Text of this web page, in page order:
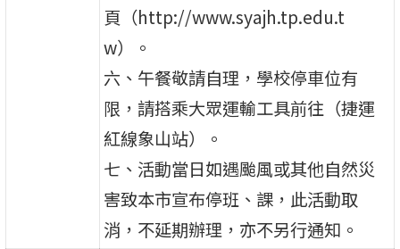
頁（http://www.syajh.tp.edu.t
w）。
六、午餐敬請自理，學校停車位有
限，請搭乘大眾運輸工具前往（捷運
紅線象山站）。
七、活動當日如遇颱風或其他自然災
害致本市宣布停班、課，此活動取
消，不延期辦理，亦不另行通知。